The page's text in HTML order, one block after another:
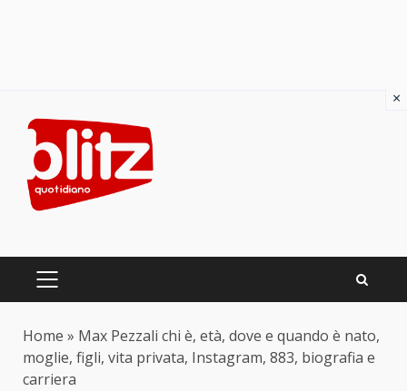
content
PRIMARY
Home » Max Pezzali chi è, età, dove e quando è nato,
moglie, figli, vita privata, Instagram, 883, biografia e
carriera
×